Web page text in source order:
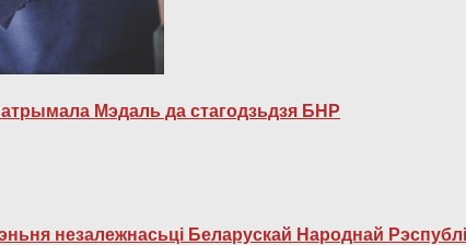
Мэдаль да стагодзьдзя БНР
незалежнасьці Беларускай Народнай